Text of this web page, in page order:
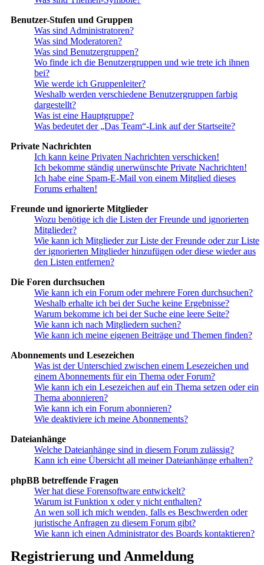
Benutzer-Stufen und Gruppen
Was sind Administratoren?
Was sind Moderatoren?
Was sind Benutzergruppen?
Wo finde ich die Benutzergruppen und wie trete ich ihnen
bei?
Wie werde ich Gruppenleiter?
Weshalb werden verschiedene Benutzergruppen farbig
dargestellt?
Was ist eine Hauptgruppe?
Was bedeutet der „Das Team“-Link auf der Startseite?
Private Nachrichten
Ich kann keine Privaten Nachrichten verschicken!
Ich bekomme ständig unerwünschte Private Nachrichten!
Ich habe eine Spam-E-Mail von einem Mitglied dieses
Forums erhalten!
Freunde und ignorierte Mitglieder
Wozu benötige ich die Listen der Freunde und ignorierten
Mitglieder?
Wie kann ich Mitglieder zur Liste der Freunde oder zur Liste
der ignorierten Mitglieder hinzufügen oder diese wieder aus
den Listen entfernen?
Die Foren durchsuchen
Wie kann ich ein Forum oder mehrere Foren durchsuchen?
Weshalb erhalte ich bei der Suche keine Ergebnisse?
Warum bekomme ich bei der Suche eine leere Seite?
Wie kann ich nach Mitgliedern suchen?
Wie kann ich meine eigenen Beiträge und Themen finden?
Abonnements und Lesezeichen
Was ist der Unterschied zwischen einem Lesezeichen und
einem Abonnements für ein Thema oder Forum?
Wie kann ich ein Lesezeichen auf ein Thema setzen oder ein
Thema abonnieren?
Wie kann ich ein Forum abonnieren?
Wie deaktiviere ich meine Abonnements?
Dateianhänge
Welche Dateianhänge sind in diesem Forum zulässig?
Kann ich eine Übersicht all meiner Dateianhänge erhalten?
phpBB betreffende Fragen
Wer hat diese Forensoftware entwickelt?
Warum ist Funktion x oder y nicht enthalten?
An wen soll ich mich wenden, falls es Beschwerden oder
juristische Anfragen zu diesem Forum gibt?
Wie kann ich einen Administrator des Boards kontaktieren?
Registrierung und Anmeldung